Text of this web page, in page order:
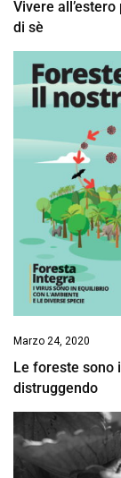
Vivere
di sè
Marzo 24, 2020
Le foreste sono
distruggendo